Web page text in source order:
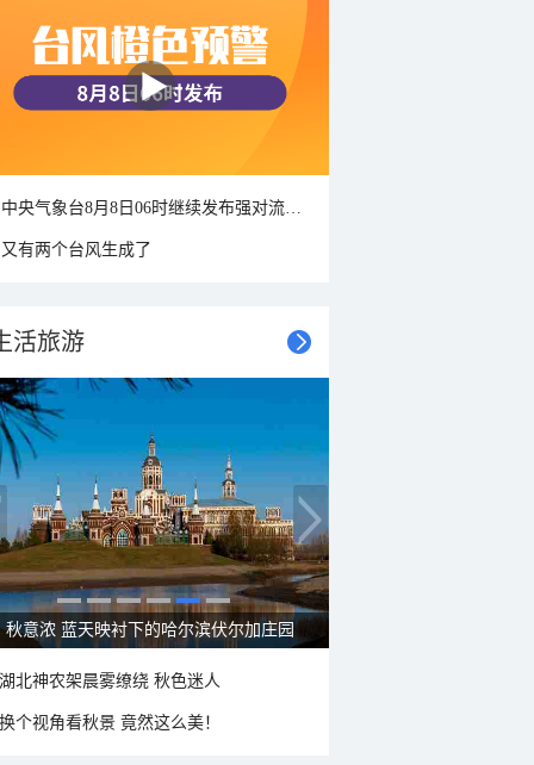
中央气象台8月8日06时继续发布强对流天气蓝色预警
又有两个台风生成了
活旅游
秋意浓 蓝天映衬下的哈尔滨伏尔加庄园
湖北神农架晨雾缭绕 秋色迷人
换个视角看秋景 竟然这么美！